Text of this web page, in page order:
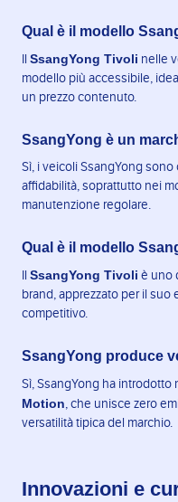
Qual è il modello
SsangYong Tivoli nelle
modello più accessibile,
un prezzo contenuto.
SsangYong è un
Sì, i veicoli SsangYong
affidabilità, soprattutto nei
manutenzione regolare.
Qual è il modello
SsangYong Tivoli è uno
brand, apprezzato per il suo
competitivo.
SsangYong produce
Sì, SsangYong ha introdotto
Motion, che unisce zero
versatilità tipica del marchio.
Innovazioni e